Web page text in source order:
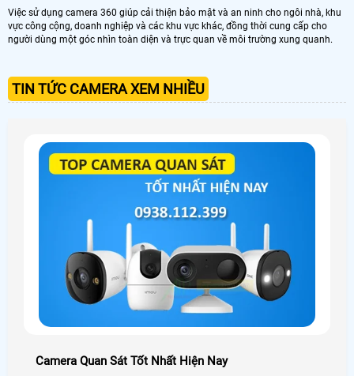
Việc sử dụng camera 360 giúp cải thiện bảo mật và an ninh cho ngôi nhà, khu
vực công cộng, doanh nghiệp và các khu vực khác, đồng thời cung cấp cho
người dùng một góc nhìn toàn diện và trực quan về môi trường xung quanh.
TIN TỨC CAMERA XEM NHIỀU
Camera Quan Sát Tốt Nhất Hiện Nay